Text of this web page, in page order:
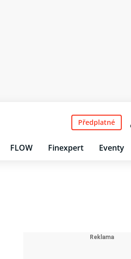
FLOW Finexpert Eventy
Předplatné